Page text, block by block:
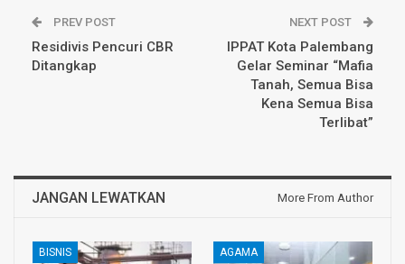
PREV POST
Residivis Pencuri CBR
Ditangkap
NEXT POST
IPPAT Kota Palembang
Gelar Seminar “Mafia
Tanah, Semua Bisa
Kena Semua Bisa
Terlibat”
JANGAN LEWATKAN More From Author
BISNIS AGAMA